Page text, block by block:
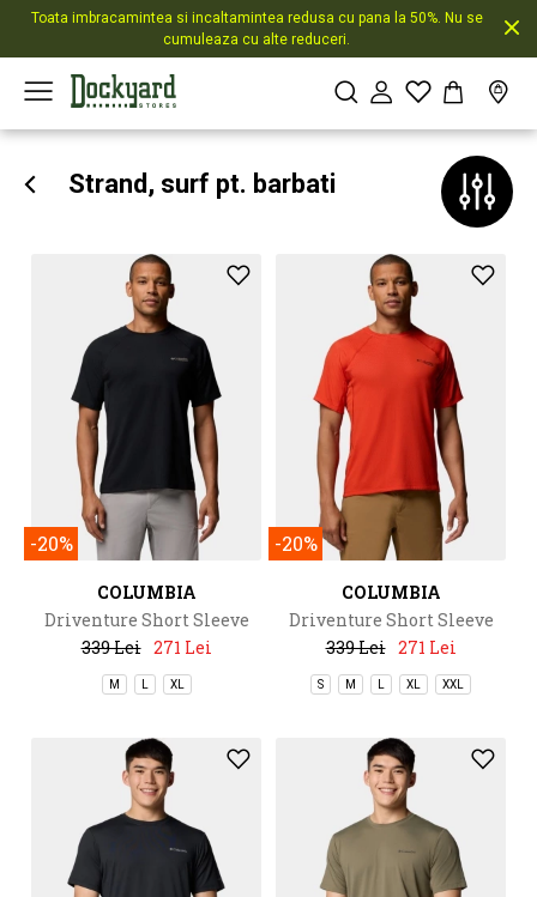
Toata imbracamintea si incaltamintea redusa cu pana la 50%. Nu se
cumuleaza cu alte reduceri.
Strand, surf pt. barbati
-20%
COLUMBIA
Driventure Short Sleeve
339 Lei 271 Lei
M XL
-20%
COLUMBIA
Driventure Short Sleeve
339 Lei 271 Lei
S M XL XXL